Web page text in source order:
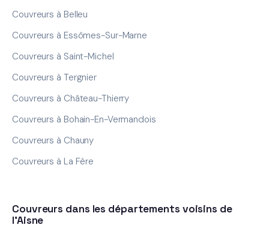
Couvreurs à Belleu
Couvreurs à Essômes-Sur-Marne
Couvreurs à Saint-Michel
Couvreurs à Tergnier
Couvreurs à Château-Thierry
Couvreurs à Bohain-En-Vermandois
Couvreurs à Chauny
Couvreurs à La Fère
Couvreurs dans les départements voisins de
l'Aisne